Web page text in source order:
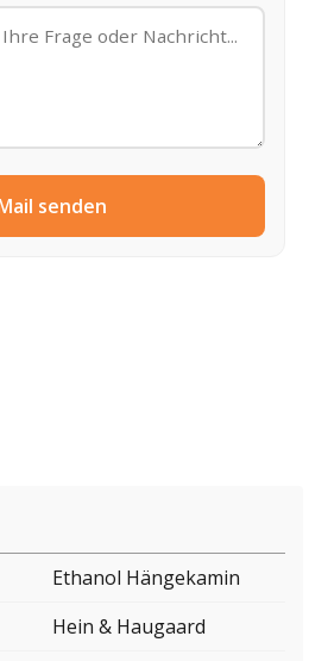
senden
Ethanol Hängekamin
Hein & Haugaard